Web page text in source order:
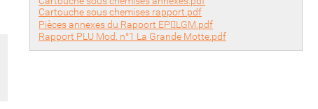
Cartouche sous chemises rapport.pdf
Pièces annexes du Rapport EPLGM.pdf
Rapport PLU Mod. n°1 La Grande Motte.pdf